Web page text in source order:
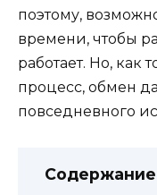
поэтому,
времени, чтобы
работает. Но, как
процесс, обмен
повседневного
Содержание